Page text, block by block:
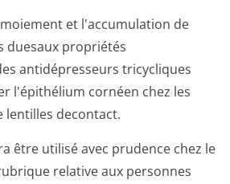
et l'accumulation de
duesaux propriétés
antidépresseurs tricycliques
l'épithélium cornéen chez les
decontact.
être utilisé avec prudence chez le
relative aux personnes